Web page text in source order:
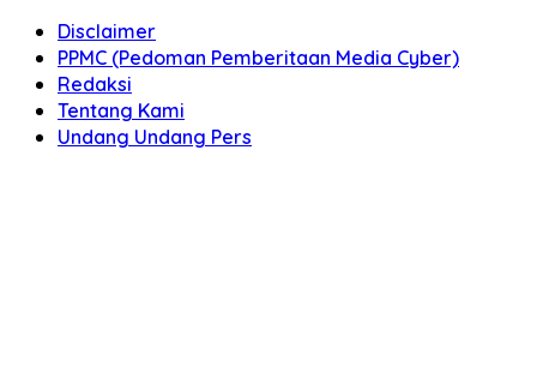
Disclaimer
PPMC (Pedoman Pemberitaan Media Cyber)
Redaksi
Tentang Kami
Undang Undang Pers